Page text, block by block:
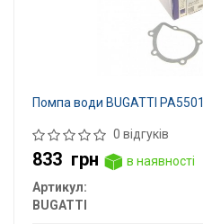
Помпа води BUGATTI PA5501
0 відгуків
833 грн
в наявності
Артикул:
BUGATTI